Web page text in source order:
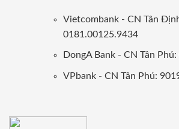
Vietcombank - CN Tân
0181.00125.9434
DongA Bank - CN Tân
VPbank - CN Tân Phú: